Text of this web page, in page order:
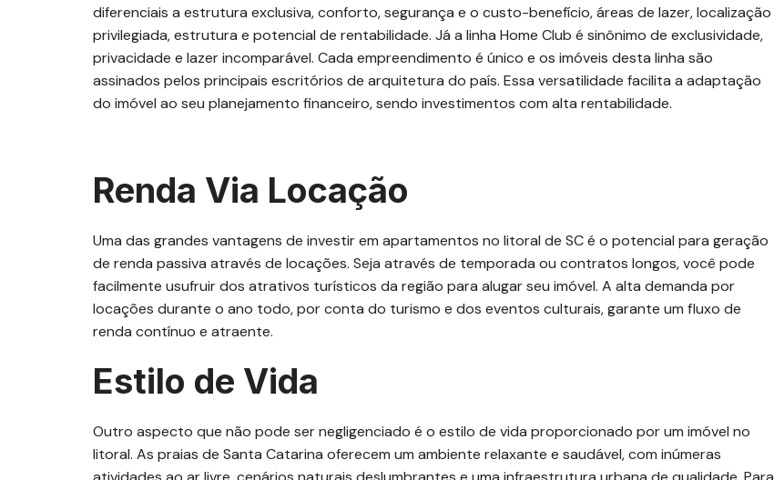
diferenciais a estrutura exclusiva, conforto, segurança e o custo-benefício, áreas de lazer, localização
privilegiada, estrutura e potencial de rentabilidade. Já a linha Home Club é sinônimo de exclusividade,
privacidade e lazer incomparável. Cada empreendimento é único e os imóveis desta linha são
assinados pelos principais escritórios de arquitetura do país. Essa versatilidade facilita a adaptação
do imóvel ao seu planejamento financeiro, sendo investimentos com alta rentabilidade.
Renda Via Locação
Uma das grandes vantagens de investir em apartamentos no litoral de SC é o potencial para geração
de renda passiva através de locações. Seja através de temporada ou contratos longos, você pode
facilmente usufruir dos atrativos turísticos da região para alugar seu imóvel. A alta demanda por
locações durante o ano todo, por conta do turismo e dos eventos culturais, garante um fluxo de
renda contínuo e atraente.
Estilo de Vida
Outro aspecto que não pode ser negligenciado é o estilo de vida proporcionado por um imóvel no
litoral. As praias de Santa Catarina oferecem um ambiente relaxante e saudável, com inúmeras